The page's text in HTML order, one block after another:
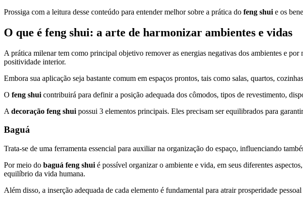
Prossiga com a leitura desse conteúdo para entender melhor sobre a prática do feng shui e os
O que é feng shui: a arte de harmonizar ambientes e vidas
A prática milenar tem como principal objetivo remover as energias negativas dos ambientes e
positividade interior.
Embora sua aplicação seja bastante comum em espaços prontos, tais como salas, quartos,
O feng shui contribuirá para definir a posição adequada dos cômodos, tipos de revestimento,
A decoração feng shui possui 3 elementos principais. Eles precisam ser equilibrados para
Baguá
Trata-se de uma ferramenta essencial para auxiliar na organização do espaço, influenciando
Por meio do baguá feng shui é possível organizar o ambiente e vida, em seus diferentes
equilíbrio da vida humana.
Além disso, a inserção adequada de cada elemento é fundamental para atrair prosperidade